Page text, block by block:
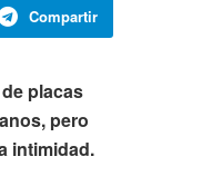
Compartir
placas
pero
intimidad.